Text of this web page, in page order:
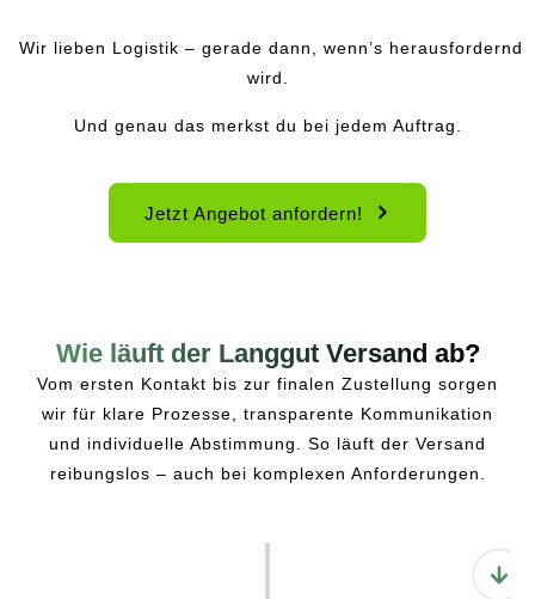
Wir lieben Logistik – gerade dann, wenn’s herausfordernd
wird.
Und genau das merkst du bei jedem Auftrag.
Jetzt Angebot anfordern!
Wie läuft der Langgut Versand ab?
Vom ersten Kontakt bis zur finalen Zustellung sorgen
wir für klare Prozesse, transparente Kommunikation
und individuelle Abstimmung. So läuft der Versand
reibungslos – auch bei komplexen Anforderungen.